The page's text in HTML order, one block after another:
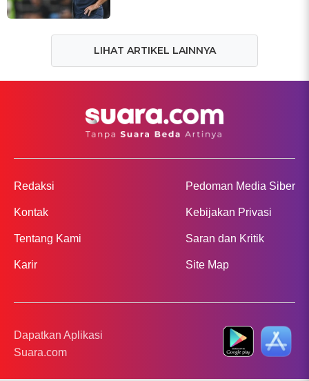
LIHAT ARTIKEL LAINNYA
Redaksi
Kontak
Tentang Kami
Karir
Pedoman Media Siber
Kebijakan Privasi
Saran dan Kritik
Site Map
Dapatkan Aplikasi
Suara.com